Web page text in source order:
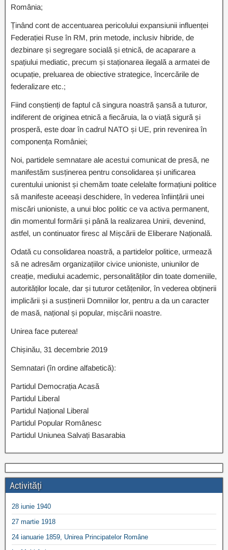
România;
Ținând cont de accentuarea pericolului expansiunii influenței
Federației Ruse în RM, prin metode, inclusiv hibride, de
dezbinare și segregare socială și etnică, de acaparare a
spațiului mediatic, precum și staționarea ilegală a armatei de
ocupație, preluarea de obiective strategice, încercările de
federalizare etc.;
Fiind conștienți de faptul că singura noastră șansă a tuturor,
indiferent de originea etnică a fiecăruia, la o viață sigură și
prosperă, este doar în cadrul NATO și UE, prin revenirea în
componența României;
Noi, partidele semnatare ale acestui comunicat de presă, ne
manifestăm susținerea pentru consolidarea și unificarea
curentului unionist și chemăm toate celelalte formațiuni politice
să manifeste aceeași deschidere, în vederea înființării unei
miscări unioniste, a unui bloc politic ce va activa permanent,
din momentul formării și până la realizarea Unirii, devenind,
astfel, un continuator firesc al Mișcării de Eliberare Națională.
Odată cu consolidarea noastră, a partidelor politice, urmează
să ne adresăm organizațiilor civice unioniste, uniunilor de
creație, mediului academic, personalităților din toate domeniile,
autorităților locale, dar și tuturor cetățenilor, în vederea obținerii
implicării și a susținerii Domniilor lor, pentru a da un caracter
de masă, național și popular, mișcării noastre.
Unirea face puterea!
Chișinău, 31 decembrie 2019
Semnatari (în ordine alfabetică):
Partidul Democrația Acasă
Partidul Liberal
Partidul Național Liberal
Partidul Popular Românesc
Partidul Uniunea Salvați Basarabia
Activități
28 iunie 1940
27 martie 1918
24 ianuarie 1859, Unirea Principatelor Române